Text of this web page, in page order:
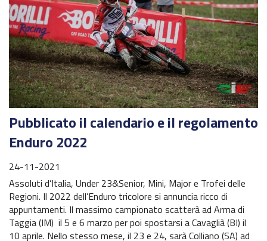
Pubblicato il calendario e il regolamento
Enduro 2022
24-11-2021
Assoluti d’Italia, Under 23&Senior, Mini, Major e Trofei delle
Regioni. Il 2022 dell’Enduro tricolore si annuncia ricco di
appuntamenti. Il massimo campionato scatterà ad Arma di
Taggia (IM) il 5 e 6 marzo per poi spostarsi a Cavaglià (BI) il
10 aprile. Nello stesso mese, il 23 e 24, sarà Colliano (SA) ad